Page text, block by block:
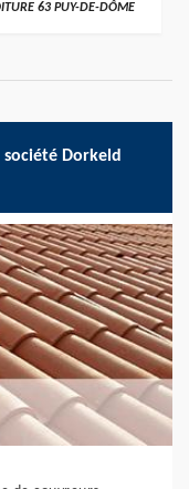
63 PUY-DE-DÔME
Dorkeld